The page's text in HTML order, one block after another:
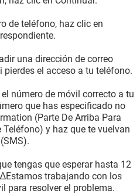
de teléfono, haz clic en
una dirección de correo
el acceso a tu teléfono.
número de móvil correcto a tu
que has especificado no
(Parte De Arriba Para
y haz que te vuelvan
tengas que esperar hasta 12
trabajando con los
para resolver el problema.